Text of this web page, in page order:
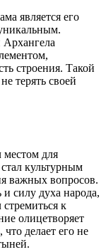
является его
строения. Такой
терять своей
для
культурным
важных вопросов.
и силу духа народа,
к
олицетворяет
делает его не